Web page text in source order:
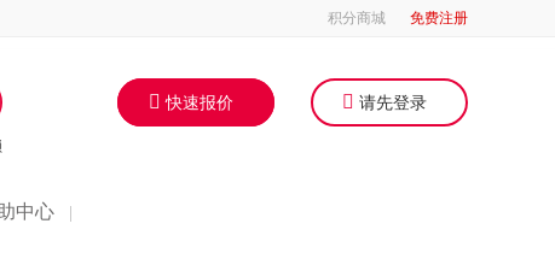
积分商城 免费注册
中心
快速报价 请先登录